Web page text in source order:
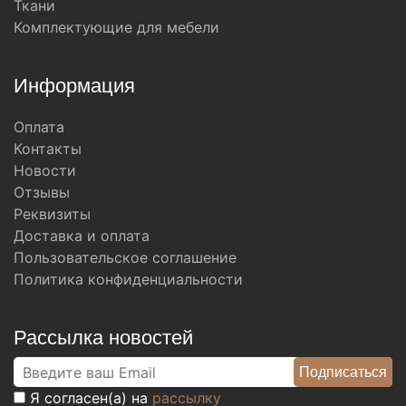
Ткани
Комплектующие для мебели
Информация
Оплата
Контакты
Новости
Отзывы
Реквизиты
Доставка и оплата
Пользовательское соглашение
Политика конфиденциальности
Рассылка новостей
Я согласен(а) на рассылку